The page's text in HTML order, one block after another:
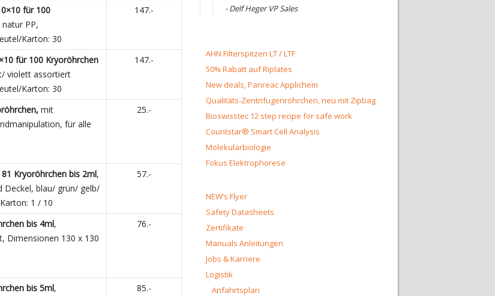
für 100
natur PP,
Karton: 30
147.-
für 100 Kryoröhrchen
violett assortiert
Karton: 30
147.-
mit
für alle
25.-
Kryoröhrchen bis 2ml,
Deckel, blau/ grün/ gelb/
1 / 10
57.-
bis 4ml,
Dimensionen 130 x 130
76.-
bis 5ml,
85.-
- Delf Heger VP Sales
AHN Filterspitzen LT / LTF
50% Rabatt auf Riplates
New deals, Panreac Applichem
Qualitäts-Zentrifugenröhrchen, neu mit Zipbag
Bioswisstec 12 step recipe for safe work
Countstar® Smart Cell Analysis
Molekularbiologie
Fokus Elektrophorese
NEW’s Flyer
Safety Datasheets
Zertifikate
Manuals Anleitungen
Jobs & Karriere
Logistik
Anfahrtsplan